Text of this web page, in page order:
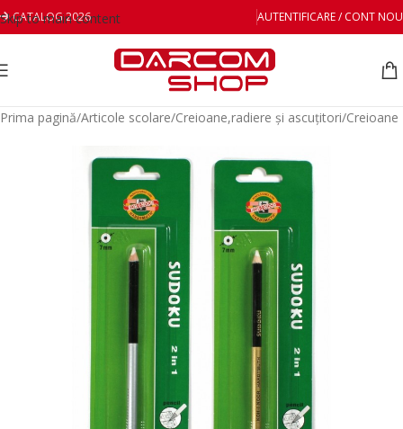
Skip to main content
CATALOG 2026 AUTENTIFICARE / CONT NOU
Prima pagină/Articole scolare/Creioane,radiere și ascuțitori/Creioane